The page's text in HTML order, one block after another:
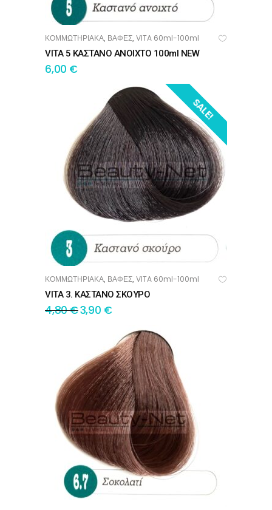
ΠΡΟΣΘΉΚΗ ΣΤΟ ΚΑΛΆΘΙ
ΚΟΜΜΩΤΗΡΙΑΚΑ, ΒΑΦΕΣ, VITA 60ml-100ml
VITA 5 ΚΑΣΤΑΝΟ ΑΝΟΙΧΤΟ 100ml NEW
6,00 €
SALE!
ΠΡΟΣΘΉΚΗ ΣΤΟ ΚΑΛΆΘΙ
ΚΟΜΜΩΤΗΡΙΑΚΑ, ΒΑΦΕΣ, VITA 60ml-100ml
VITA 3. ΚΑΣΤΑΝΟ ΣΚΟΥΡΟ
4,80€3,90 €